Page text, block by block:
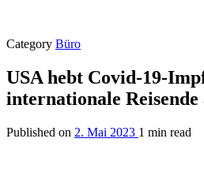
Category Büro
USA hebt Covid-19-
internationale Reisende
Published on 2. Mai 2023 1 min read